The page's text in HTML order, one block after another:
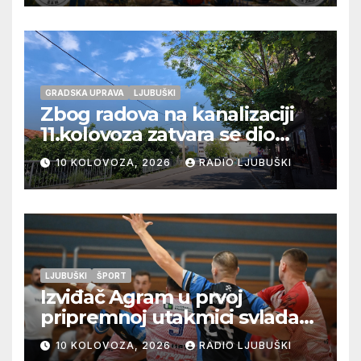
GRADSKA UPRAVA LJUBUŠKI
Zbog radova na kanalizaciji
11.kolovoza zatvara se dio
ulice Petra Barbarića
10 KOLOVOZA, 2026 RADIO LJUBUŠKI
LJUBUŠKI ŠPORT
Izviđač Agram u prvoj
pripremnoj utakmici svladao
Metković Zalom 37:32
10 KOLOVOZA, 2026 RADIO LJUBUŠKI